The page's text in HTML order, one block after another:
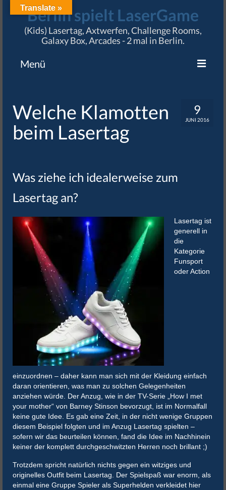
Berlin spielt LaserGame
(Kids) Lasertag, Axtwerfen, Challenge Rooms,
Galaxy Box, Arcades - 2 mal in Berlin.
Menü
Preise & Termine
Standorte
Impressum / AGB
9
JUNI 2016
Welche Klamotten
beim Lasertag
Was ziehe ich idealerweise zum
Lasertag an?
Lasertag ist
generell in
die
Kategorie
Funsport
oder Action
einzuordnen – daher kann man sich mit der Kleidung einfach
daran orientieren, was man zu solchen Gelegenheiten
anziehen würde. Der Anzug, wie in der TV-Serie „How I met
your mother“ von Barney Stinson bevorzugt, ist im Normalfall
keine gute Idee. Es gab eine Zeit, in der nicht wenige Gruppen
diesem Beispiel folgten und im Anzug Lasertag spielten –
sofern wir das beurteilen können, fand die Idee im Nachhinein
keiner der komplett durchgeschwitzten Herren noch brillant ;)
Trotzdem spricht natürlich nichts gegen ein witziges und
originelles Outfit beim Lasertag. Der Spielspaß war enorm, als
einmal eine Gruppe Spieler als Superhelden verkleidet hier
Translate »